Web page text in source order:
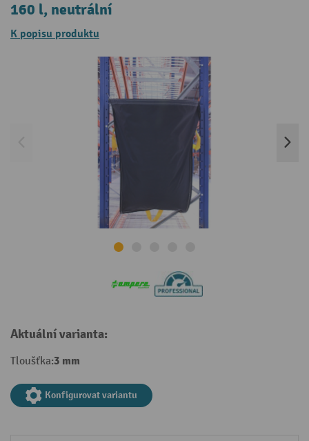
160 l, neutrální
K popisu produktu
Aktuální varianta:
Tloušťka:3 mm
Konfigurovat variantu